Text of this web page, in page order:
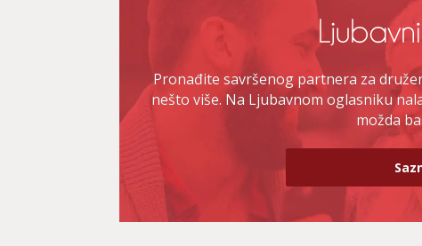
Pronađite savršenog partnera za
nešto više. Na Ljubavnom oglasniku
možda